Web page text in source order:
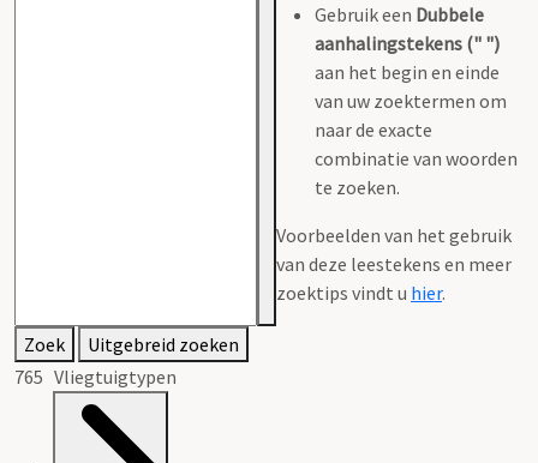
Gebruik een Dubbele
aanhalingstekens (" ")
aan het begin en einde
van uw zoektermen om
naar de exacte
combinatie van woorden
te zoeken.
Voorbeelden van het gebruik
van deze leestekens en meer
zoektips vindt u hier.
Zoek
Uitgebreid zoeken
765 Vliegtuigtypen